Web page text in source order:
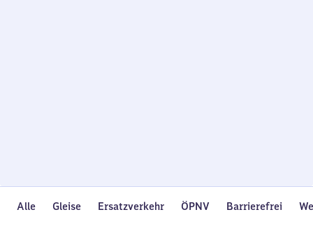
Alle Gleise Ersatzverkehr ÖPNV Barrierefrei